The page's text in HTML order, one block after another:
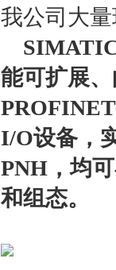
我公司大
能可扩展
I/O设备，
PNH，均
和组态。